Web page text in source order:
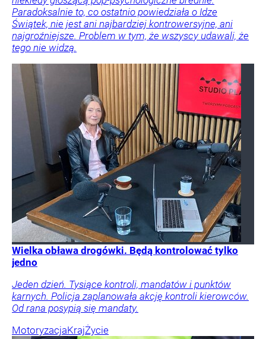
Paradoksalnie to, co ostatnio powiedziała o Idze
Świątek, nie jest ani najbardziej kontrowersyjne, ani
najgroźniejsze. Problem w tym, że wszyscy udawali, że
tego nie widzą.
Wielka obława drogówki. Będą kontrolować tylko
jedno
Jeden dzień. Tysiące kontroli, mandatów i punktów
karnych. Policja zaplanowała akcję kontroli kierowców.
Od rana posypią się mandaty.
MotoryzacjaKrajŻycie